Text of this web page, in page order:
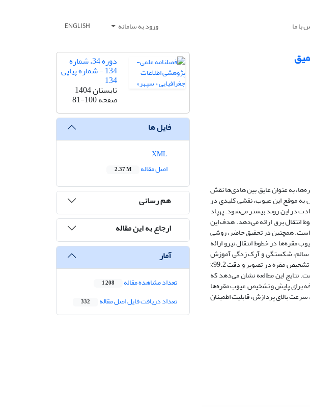
با ما ورود به سامانه ENGLISH
به عنوان عایق بین هادی‌ها نقش
به موقع این عیوب، نقشی کلیدی در
در این روند بیشتر می‌شود. پهپاد
انتقال برق ارائه می‌دهد. هدف این
همچنین در تحقیق حاضر، روشی
مقره‌ها در خطوط انتقال نیرو ارائه
سالم، شکستگی و آرک زدگی آموزش
92.6% در وظیفه تشخیص و دقت 98.9% در وظیفه طبقه بندی با دو کلاس و دقت کل 93.9% به منظور تشخیص مقره در تصویر و دقت 99.2%
نتایج این مطالعه نشان می‌دهد که
برای پایش و تشخیص عیوب مقره‌ها
بالای پردازش، قابلیت اطمینان
دوره 34، شماره
134 - شماره پیاپی
134
تابستان 1404
صفحه81-100
فایل ها
اصل مقاله
2.37 M
هم رسانی
ارجاع به این مقاله
آمار
تعداد مشاهده مقاله 1,208
تعداد دریافت فایل اصل مقاله 332